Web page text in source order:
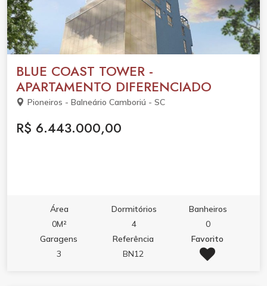
BLUE COAST TOWER -
APARTAMENTO DIFERENCIADO
Pioneiros - Balneário Camboriú - SC
R$ 6.443.000,00
Área
0M²
Dormitórios
4
Banheiros
0
Garagens
3
Referência
BN12
Favorito